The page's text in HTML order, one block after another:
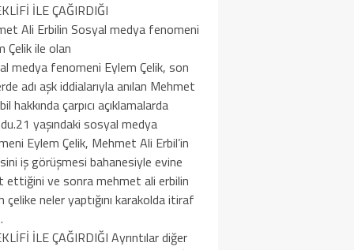
İLE ÇAĞIRDIĞI
Ali Erbilin Sosyal medya fenomeni
Çelik ile olan
medya fenomeni Eylem Çelik, son
adı aşk iddialarıyla anılan Mehmet
hakkında çarpıcı açıklamalarda
yaşındaki sosyal medya
Eylem Çelik, Mehmet Ali Erbil’in
iş görüşmesi bahanesiyle evine
ettiğini ve sonra mehmet ali erbilin
çelike neler yaptığını karakolda itiraf
İLE ÇAĞIRDIĞI Ayrıntılar diğer